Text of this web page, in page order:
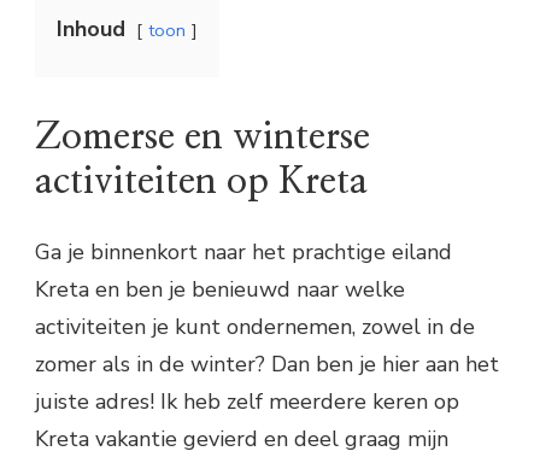
Inhoud toon
Zomerse en winterse
activiteiten op Kreta
Ga je binnenkort naar het prachtige eiland
Kreta en ben je benieuwd naar welke
activiteiten je kunt ondernemen, zowel in de
zomer als in de winter? Dan ben je hier aan het
juiste adres! Ik heb zelf meerdere keren op
Kreta vakantie gevierd en deel graag mijn